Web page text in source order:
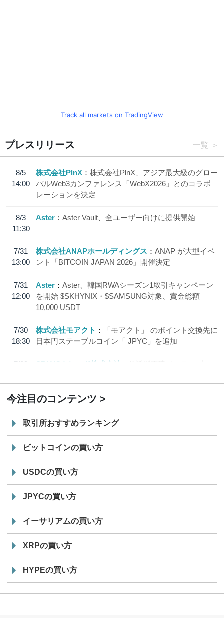
Track all markets on TradingView
プレスリリース 一覧
8/5
14:00
株式会社PlnX
株式会社PlnX、アジア最大級のグロー
バルWeb3カンファレンス「WebX2026」とのコラボ
レーションを決定
8/3
11:30
Aster Aster Vault、全ユーザー向けに提供開始
7/31
13:00
株式会社ANAPホールディングス
ANAP が大型イベ
ント「BITCOIN JAPAN 2026」開催決定
7/31
12:00
Aster
Aster、韓国RWAシーズン1取引キャンペーン
を開始 $SKHYNIX・$SAMSUNG対象、賞金総額
10,000 USDT
7/30
18:30
株式会社モアクト
「モアクト」 のポイント交換先に
日本円ステーブルコイン「 JPYC」を追加
7/29
SBI VCトレード株式会社
信託型円建てステーブル
今注目のコンテンツ
取引所おすすめランキング
ビットコインの買い方
USDCの買い方
JPYCの買い方
イーサリアムの買い方
XRPの買い方
HYPEの買い方